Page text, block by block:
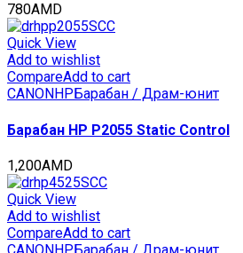
780AMD
Quick View
Add to wishlist
CompareAdd to cart
CANON HP Барабан / Драм-юнит
Барабан HP P2055 Static Control
1,200AMD
Quick View
Add to wishlist
CompareAdd to cart